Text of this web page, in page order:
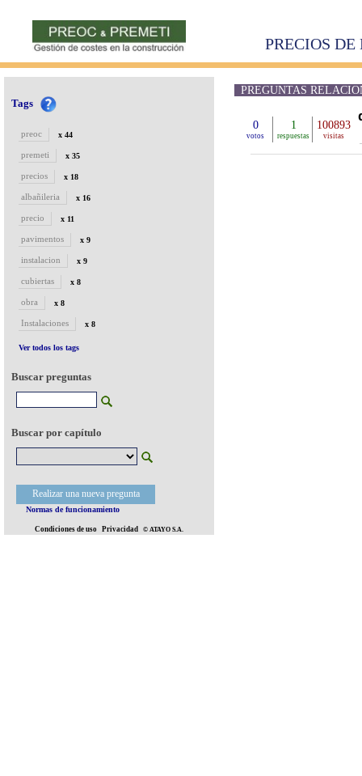
PRECIOS
Tags
preoc x 44
premeti x 35
precios x 18
albañileria x 16
precio x 11
pavimentos x 9
instalacion x 9
cubiertas x 8
obra x 8
Instalaciones x 8
Ver todos los tags
Buscar preguntas
Buscar por capítulo
Realizar una nueva pregunta
Normas de funcionamiento
Condiciones de uso Privacidad © ATAYO S.A.
PREGUNTAS
0
votos
1
respuestas
100893
visitas